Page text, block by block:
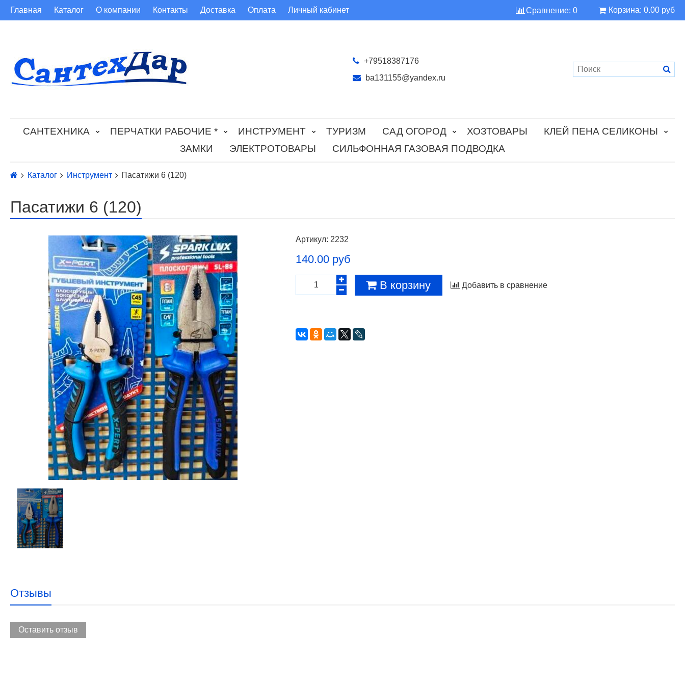
Главная Каталог О компании Контакты Доставка Оплата Личный кабинет Сравнение: 0 Корзина: 0.00 руб
+79518387176
ba131155@yandex.ru
САНТЕХНИКА ПЕРЧАТКИ РАБОЧИЕ * ИНСТРУМЕНТ ТУРИЗМ САД ОГОРОД ХОЗТОВАРЫ
КЛЕЙ ПЕНА СЕЛИКОНЫ
ЗАМКИ
ЭЛЕКТРОТОВАРЫ СИЛЬФОННАЯ ГАЗОВАЯ ПОДВОДКА
Каталог Инструмент Пасатижи 6 (120)
Пасатижи 6 (120)
Артикул: 2232
140.00 руб
В корзину Добавить в сравнение
Отзывы
Оставить отзыв